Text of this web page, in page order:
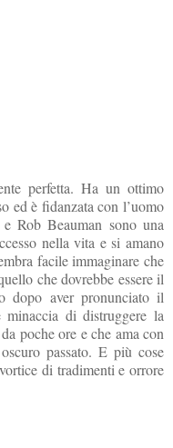
perfetta. Ha un ottimo
ed è fidanzata con l’uomo
Rob Beauman sono una
nella vita e si amano
facile immaginare che
che dovrebbe essere il
dopo aver pronunciato il
minaccia di distruggere la
poche ore e che ama con
passato. E più cose
di tradimenti e orrore